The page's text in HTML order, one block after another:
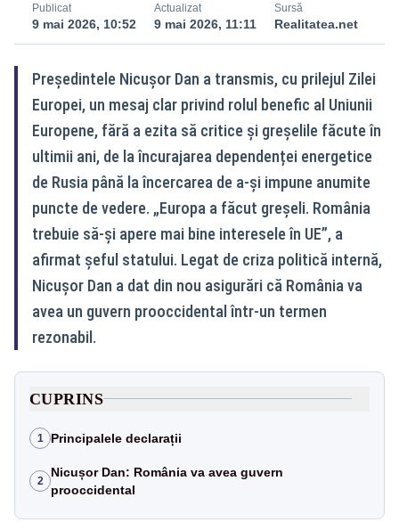
Publicat
9 mai 2026, 10:52
Actualizat
9 mai 2026, 11:11
Sursă
Realitatea.net
Președintele Nicușor Dan a transmis, cu prilejul Zilei
Europei, un mesaj clar privind rolul benefic al Uniunii
Europene, fără a ezita să critice și greșelile făcute în
ultimii ani, de la încurajarea dependenței energetice
de Rusia până la încercarea de a-și impune anumite
puncte de vedere. „Europa a făcut greșeli. România
trebuie să-și apere mai bine interesele în UE”, a
afirmat șeful statului. Legat de criza politică internă,
Nicușor Dan a dat din nou asigurări că România va
avea un guvern prooccidental într-un termen
rezonabil.
CUPRINS
1 Principalele declarații
2
Nicușor Dan: România va avea guvern
prooccidental